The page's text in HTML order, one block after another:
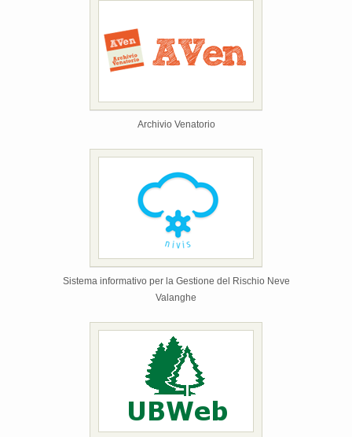
Archivio Venatorio
Sistema informativo per la Gestione del Rischio Neve
Valanghe